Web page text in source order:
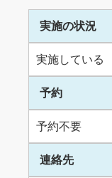
実施の状況
実施している
予約
予約不要
連絡先